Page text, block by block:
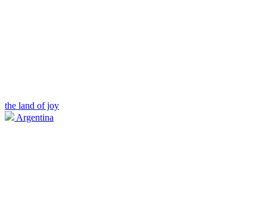
the land of joy
Argentina